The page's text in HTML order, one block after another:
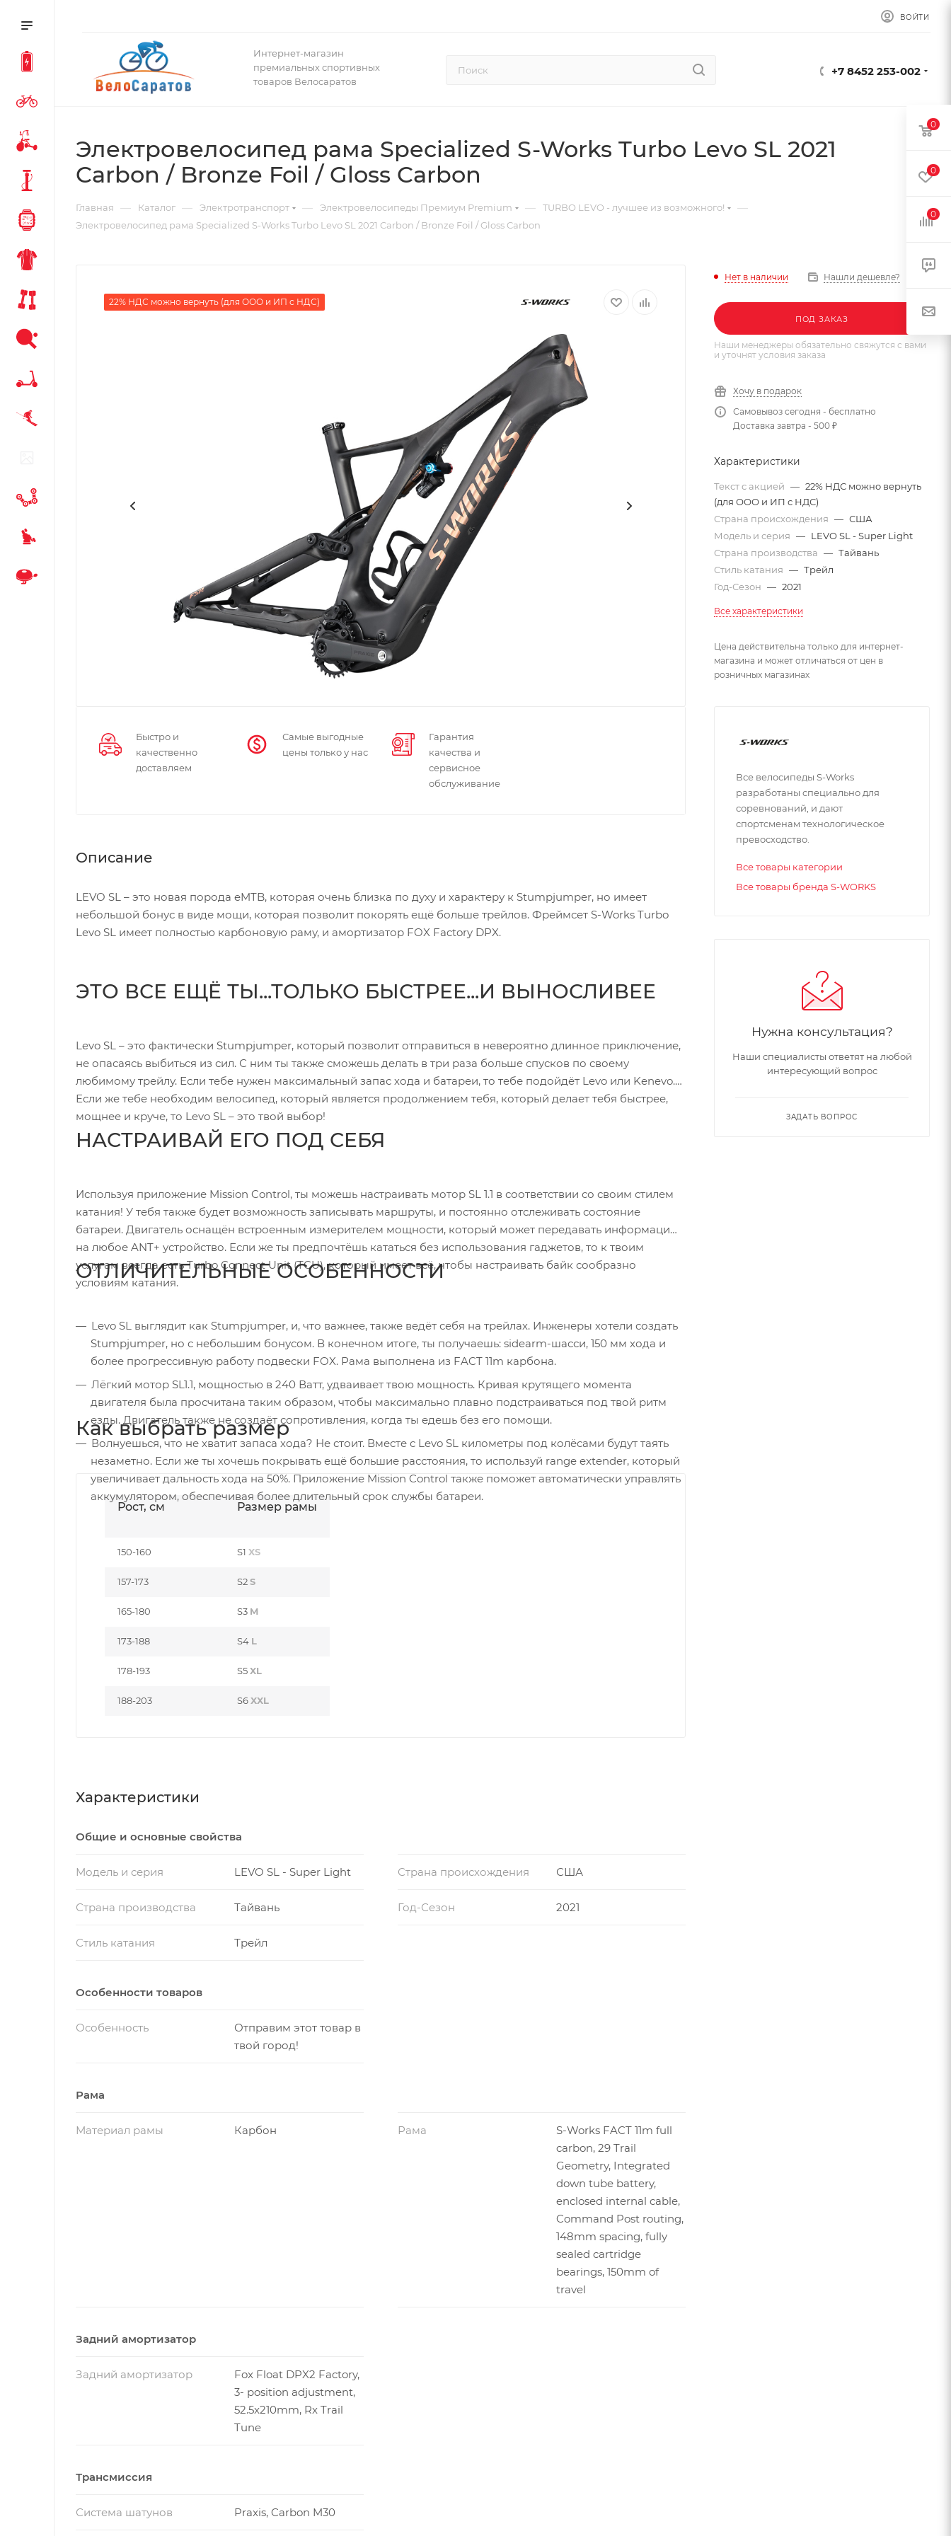
ВОЙТИ
Интернет-магазин
премиальных спортивных
товаров Велосаратов
+7 8452 253-002
Электровелосипед рама Specialized S-Works Turbo Levo SL 2021
Carbon / Bronze Foil / Gloss Carbon
Главная — Каталог — Электротранспорт — Электровелосипеды Премиум Premium — TURBO LEVO - лучшее из возможного! —
Электровелосипед рама Specialized S-Works Turbo Levo SL 2021 Carbon / Bronze Foil / Gloss Carbon
22% НДС можно вернуть (для ООО и ИП с НДС)
Быстро и
качественно
доставляем
Самые выгодные
цены только у нас
Гарантия
качества и
сервисное
обслуживание
Описание
LEVO SL – это новая порода eMTB, которая очень близка по духу и характеру к Stumpjumper, но имеет
небольшой бонус в виде мощи, которая позволит покорять ещё больше трейлов. Фреймсет S-Works Turbo
Levo SL имеет полностью карбоновую раму, и амортизатор FOX Factory DPX.
ЭТО ВСЕ ЕЩЁ ТЫ...ТОЛЬКО БЫСТРЕЕ...И ВЫНОСЛИВЕЕ
Levo SL – это фактически Stumpjumper, который позволит отправиться в невероятно длинное приключение,
не опасаясь выбиться из сил. С ним ты также сможешь делать в три раза больше спусков по своему
любимому трейлу. Если тебе нужен максимальный запас хода и батареи, то тебе подойдёт Levo или Kenevo.
Если же тебе необходим велосипед, который является продолжением тебя, который делает тебя быстрее,
мощнее и круче, то Levo SL – это твой выбор!
НАСТРАИВАЙ ЕГО ПОД СЕБЯ
Используя приложение Mission Control, ты можешь настраивать мотор SL 1.1 в соответствии со своим стилем
катания! У тебя также будет возможность записывать маршруты, и постоянно отслеживать состояние
батареи. Двигатель оснащён встроенным измерителем мощности, который может передавать информацию
на любое ANT+ устройство. Если же ты предпочтёшь кататься без использования гаджетов, то к твоим
услугам всегда есть Turbo Connect Unit (TCU), который имеет всё, чтобы настраивать байк сообразно
условиям катания.
ОТЛИЧИТЕЛЬНЫЕ ОСОБЕННОСТИ
Levo SL выглядит как Stumpjumper, и, что важнее, также ведёт себя на трейлах. Инженеры хотели создать
Stumpjumper, но с небольшим бонусом. В конечном итоге, ты получаешь: sidearm-шасси, 150 мм хода и
более прогрессивную работу подвески FOX. Рама выполнена из FACT 11m карбона.
Лёгкий мотор SL1.1, мощностью в 240 Ватт, удваивает твою мощность. Кривая крутящего момента
двигателя была просчитана таким образом, чтобы максимально плавно подстраиваться под твой ритм
езды. Двигатель также не создаёт сопротивления, когда ты едешь без его помощи.
Волнуешься, что не хватит запаса хода? Не стоит. Вместе с Levo SL километры под колёсами будут таять
незаметно. Если же ты хочешь покрывать ещё большие расстояния, то используй range extender, который
увеличивает дальность хода на 50%. Приложение Mission Control также поможет автоматически управлять
аккумулятором, обеспечивая более длительный срок службы батареи.
Как выбрать размер
Рост, см Размер рамы
150-160 S1 XS
157-173 S2S
165-180 S3 M
173-188 S4 L
178-193 S5XL
188-203 S6XXL
Характеристики
Общие и основные свойства
Модель и серия LEVO SL - Super Light Страна происхождения США
Страна производства Тайвань Год-Сезон 2021
Стиль катания Трейл
Особенности товаров
Особенность
Отправим этот товар в
твой город!
Рама
Материал рамы Карбон Рама
S-Works FACT 11m full
carbon, 29 Trail
Geometry, Integrated
down tube battery,
enclosed internal cable,
Command Post routing,
148mm spacing, fully
sealed cartridge
bearings, 150mm of
travel
Задний амортизатор
Задний амортизатор
Fox Float DPX2 Factory,
3- position adjustment,
52.5x210mm, Rx Trail
Tune
Трансмиссия
Система шатунов Praxis, Carbon M30
Нет в наличии Нашли дешевле?
ПОД ЗАКАЗ
Наши менеджеры обязательно свяжутся с вами
и уточнят условия заказа
Хочу в подарок
Самовывоз сегодня - бесплатно
Доставка завтра - 500 ₽
Характеристики
Текст с акцией — 22% НДС можно вернуть
(для ООО и ИП с НДС)
Страна происхождения — США
Модель и серия — LEVO SL - Super Light
Страна производства — Тайвань
Стиль катания — Трейл
Год-Сезон — 2021
Все характеристики
Цена действительна только для интернет-
магазина и может отличаться от цен в
розничных магазинах
Все велосипеды S-Works
разработаны специально для
соревнований, и дают
спортсменам технологическое
превосходство.
Все товары категории
Все товары бренда S-WORKS
Нужна консультация?
Наши специалисты ответят на любой
интересующий вопрос
ЗАДАТЬ ВОПРОС
0
0
0